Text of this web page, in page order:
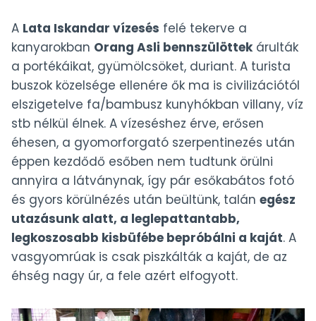
A Lata Iskandar vízesés felé tekerve a
kanyarokban Orang Asli bennszülöttek árulták
a portékáikat, gyümölcsöket, duriant. A turista
buszok közelsége ellenére ők ma is civilizációtól
elszigetelve fa/bambusz kunyhókban villany, víz
stb nélkül élnek. A vízeséshez érve, erősen
éhesen, a gyomorforgató szerpentinezés után
éppen kezdődő esőben nem tudtunk örülni
annyira a látványnak, így pár esőkabátos fotó
és gyors körülnézés után beültünk, talán egész
utazásunk alatt, a leglepattantabb,
legkoszosabb kisbüfébe bepróbálni a kaját. A
vasgyomrúak is csak piszkálták a kaját, de az
éhség nagy úr, a fele azért elfogyott.